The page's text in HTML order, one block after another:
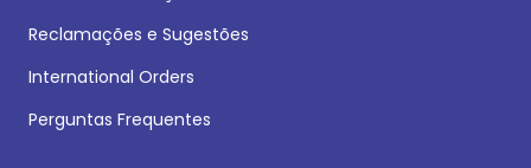
Reclamações e Sugestões
International Orders
Perguntas Frequentes